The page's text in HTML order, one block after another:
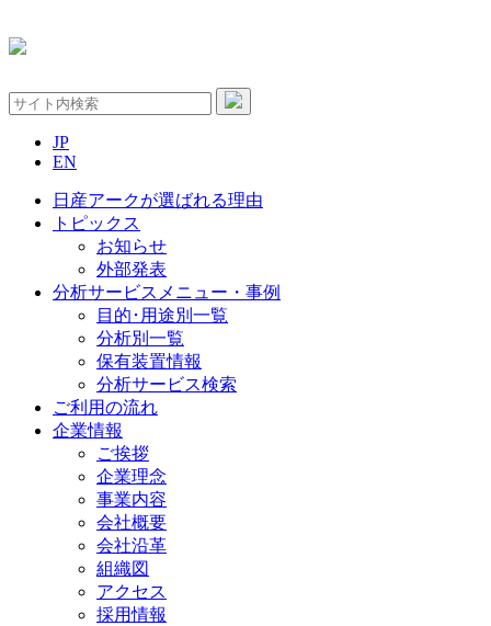
JP
EN
日産アークが選ばれる理由
トピックス
お知らせ
外部発表
分析サービスメニュー・事例
目的･用途別一覧
分析別一覧
保有装置情報
分析サービス検索
ご利用の流れ
企業情報
ご挨拶
企業理念
事業内容
会社概要
会社沿革
組織図
アクセス
採用情報